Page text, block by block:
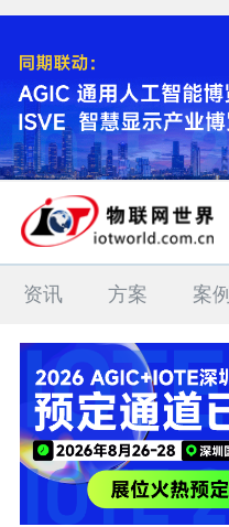
资讯 方案 案例